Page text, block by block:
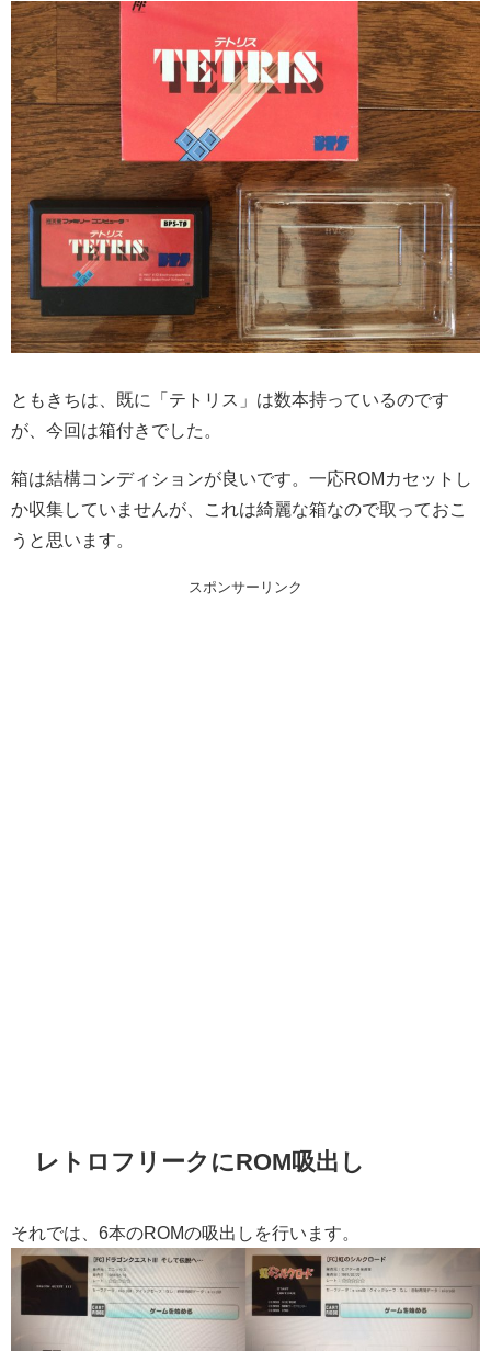
ともきちは、既に「テトリス」は数本持っているのです
が、今回は箱付きでした。
箱は結構コンディションが良いです。一応ROMカセットし
か収集していませんが、これは綺麗な箱なので取っておこ
うと思います。
スポンサーリンク
レトロフリークにROM吸出し
それでは、6本のROMの吸出しを行います。